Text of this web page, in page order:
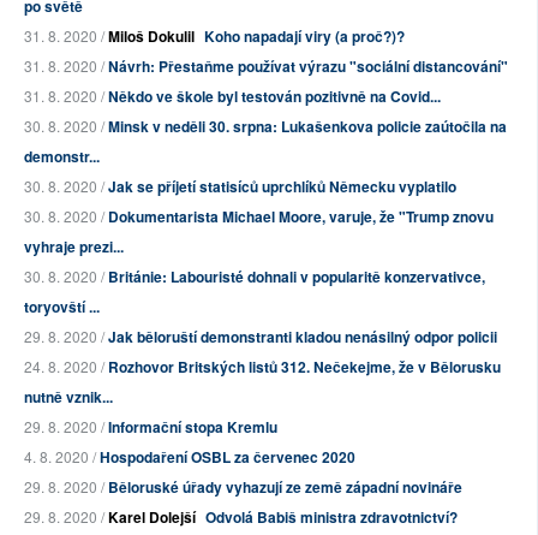
po světě
31. 8. 2020 /Miloš Dokulil Koho napadají viry (a proč?)?
31. 8. 2020 /Návrh: Přestaňme používat výrazu "sociální distancování"
31. 8. 2020 /Někdo ve škole byl testován pozitivně na Covid...
30. 8. 2020 /Minsk v neděli 30. srpna: Lukašenkova policie zaútočila na
demonstr...
30. 8. 2020 /Jak se příjetí statisíců uprchlíků Německu vyplatilo
30. 8. 2020 /Dokumentarista Michael Moore, varuje, že "Trump znovu
vyhraje prezi...
30. 8. 2020 /Británie: Labouristé dohnali v popularitě konzervativce,
toryovští ...
29. 8. 2020 /Jak běloruští demonstranti kladou nenásilný odpor policii
24. 8. 2020 /Rozhovor Britských listů 312. Nečekejme, že v Bělorusku
nutně vznik...
29. 8. 2020 /Informační stopa Kremlu
4. 8. 2020 /Hospodaření OSBL za červenec 2020
29. 8. 2020 /Běloruské úřady vyhazují ze země západní novináře
29. 8. 2020 /Karel Dolejší Odvolá Babiš ministra zdravotnictví?